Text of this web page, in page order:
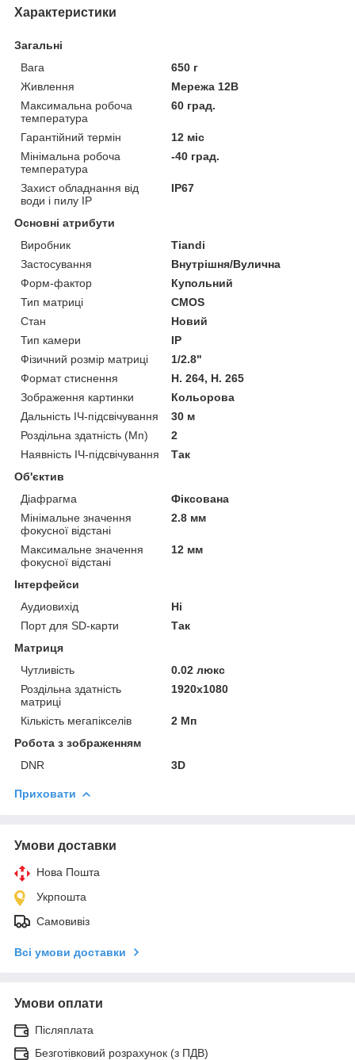
Характеристики
Загальні
Вага
650 г
Живлення
Мережа 12В
Максимальна робоча
температура
60 град.
Гарантійний термін
12 міс
Мінімальна робоча
температура
-40 град.
Захист обладнання від
води і пилу IP
IP67
Основні атрибути
Виробник
Tiandi
Застосування
Внутрішня/Вулична
Форм-фактор
Купольний
Тип матриці
CMOS
Стан
Новий
Тип камери
IP
Фізичний розмір матриці
1/2.8"
Формат стиснення
H. 264, H. 265
Зображення картинки
Кольорова
Дальність ІЧ-підсвічування
30 м
Роздільна здатність (Мп)
2
Наявність ІЧ-підсвічування
Так
Об'єктив
Діафрагма
Фіксована
Мінімальне значення
фокусної відстані
2.8 мм
Максимальне значення
фокусної відстані
12 мм
Інтерфейси
Аудиовихід
Ні
Порт для SD-карти
Так
Матриця
Чутливість
0.02 люкс
Роздільна здатність
матриці
1920x1080
Кількість мегапікселів
2 Мп
Робота з зображенням
DNR
3D
Приховати
Умови доставки
Нова Пошта
Укрпошта
Самовивіз
Всі умови доставки
Умови оплати
Післяплата
Безготівковий розрахунок (з ПДВ)